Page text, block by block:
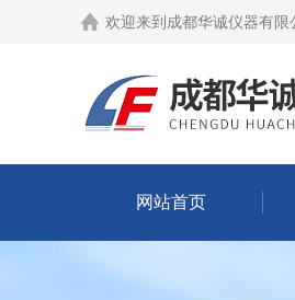
欢迎来到 成都华诚仪器有限
网站首页